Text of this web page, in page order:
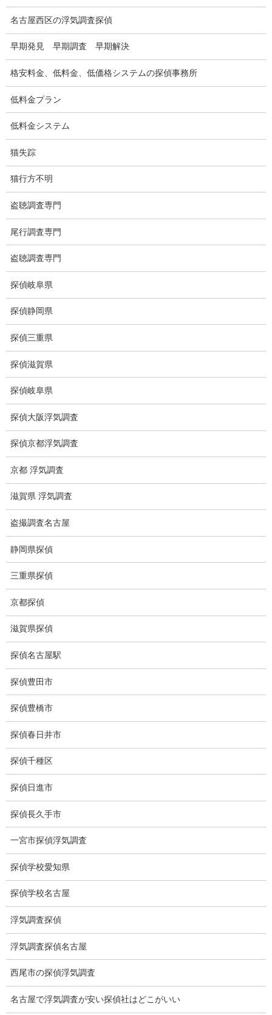
盗聴調査
盗聴調査料金
盗聴器の種類
ご依頼の注意点
世界の盗聴事情
弊社が選ばれる理由
盗撮器
盗撮調査愛知県
電磁波測定調査
電磁波とは
ストーカー調査
待ち伏せ
集団ストーカー
痴漢防止対策調査
下着窃盗犯防止対策調査
猫犬の捜索
所在調査
身元調査
人探し
失踪・家出調査
ストーカー関連調査料金
所在調査 家出調査料金
猫の捜索調査料金
浮気調査教室
報告書サンプル
調査事例
お礼の言葉
Q&A
浮気証拠は何回必要か？
浮気調査時間
調査料金のご質問
調査員の人数（浮気調査）
調査プランのご依頼の割合
名古屋西区の浮気調査探偵
早期発見 早期調査 早期解決
格安料金、低料金、低価格システムの探偵事務所
低料金プラン
低料金システム
猫失踪
猫行方不明
盗聴調査専門
尾行調査専門
盗聴調査専門
探偵岐阜県
探偵静岡県
探偵三重県
探偵滋賀県
探偵岐阜県
探偵大阪浮気調査
探偵京都浮気調査
京都 浮気調査
滋賀県 浮気調査
盗撮調査名古屋
静岡県探偵
三重県探偵
京都探偵
滋賀県探偵
探偵名古屋駅
探偵豊田市
探偵豊橋市
探偵春日井市
探偵千種区
探偵日進市
探偵長久手市
一宮市探偵浮気調査
探偵学校愛知県
探偵学校名古屋
浮気調査探偵
浮気調査探偵名古屋
西尾市の探偵浮気調査
名古屋で浮気調査が安い探偵社はどこがいい